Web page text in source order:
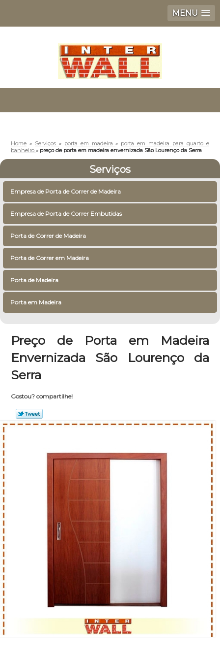
MENU
Home » Serviços» porta em madeira» porta em madeira para quarto e
banheiro» preço de porta em madeira envernizada São Lourenço da Serra
Serviços
Empresa de Porta de Correr de Madeira
Empresa de Porta de Correr Embutidas
Porta de Correr de Madeira
Porta de Correr em Madeira
Porta de Madeira
Porta em Madeira
Preço de Porta em Madeira
Envernizada São Lourenço da
Serra
Gostou? compartilhe!